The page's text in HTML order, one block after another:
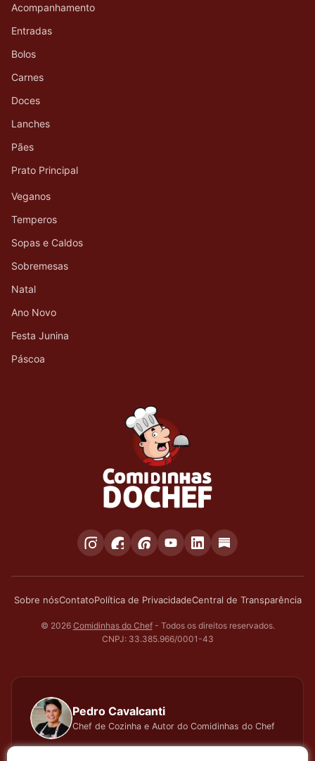
Acompanhamento
Entradas
Bolos
Carnes
Doces
Lanches
Pães
Prato Principal
Veganos
Temperos
Sopas e Caldos
Sobremesas
Natal
Ano Novo
Festa Junina
Páscoa
Sobre nósContatoPolítica de PrivacidadeCentral de Transparência
© 2026 Comidinhas do Chef- Todos os direitos reservados.
CNPJ: 33.385.966/0001-43
Pedro Cavalcanti
Chef de Cozinha e Autor do Comidinhas do Chef